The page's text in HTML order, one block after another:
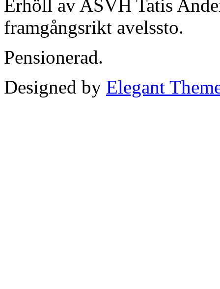
Erhöll av ASVH Tatis
framgångsrikt avelssto.
Pensionerad.
Designed by Elegant